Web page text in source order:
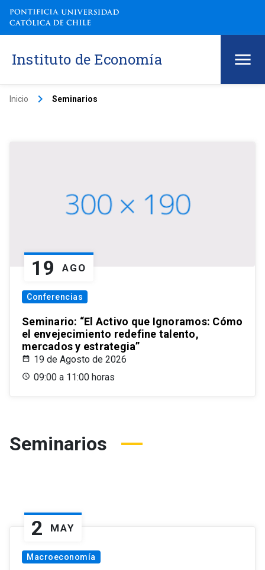
Instituto de Economía
Inicio keyboard_arrow_right Seminarios
19 AGO
Conferencias
Seminario: “El Activo que Ignoramos: Cómo
el envejecimiento redefine talento,
mercados y estrategia”
19 de Agosto de 2026
09:00 a 11:00 horas
Seminarios
2 MAY
Macroeconomía